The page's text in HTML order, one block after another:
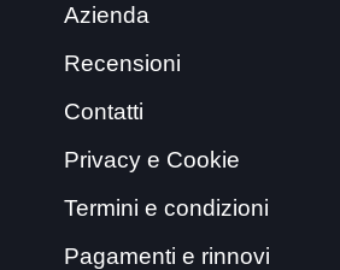
Azienda
Recensioni
Contatti
Privacy e Cookie
Termini e condizioni
Pagamenti e rinnovi